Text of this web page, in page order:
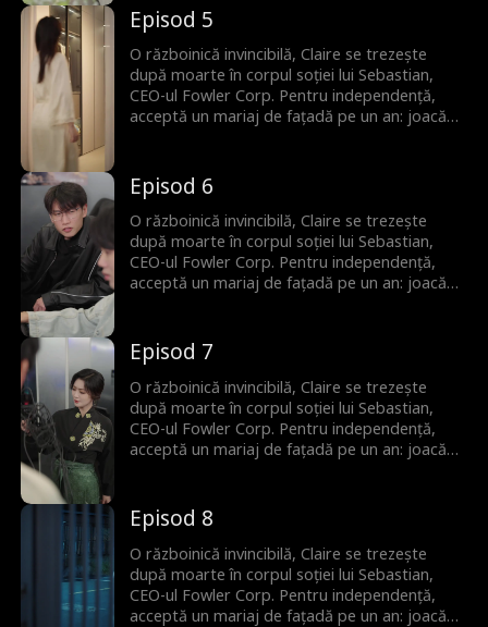
familia soțului, iar Sebastian ajunge să lupte
pentru a-i câștiga inima.
Episod 5
O războinică invincibilă, Claire se trezește
după moarte în corpul soției lui Sebastian,
CEO-ul Fowler Corp. Pentru independență,
acceptă un mariaj de fațadă pe un an: joacă
familia soțului, iar Sebastian ajunge să lupte
pentru a-i câștiga inima.
Episod 6
O războinică invincibilă, Claire se trezește
după moarte în corpul soției lui Sebastian,
CEO-ul Fowler Corp. Pentru independență,
acceptă un mariaj de fațadă pe un an: joacă
familia soțului, iar Sebastian ajunge să lupte
pentru a-i câștiga inima.
Episod 7
O războinică invincibilă, Claire se trezește
după moarte în corpul soției lui Sebastian,
CEO-ul Fowler Corp. Pentru independență,
acceptă un mariaj de fațadă pe un an: joacă
familia soțului, iar Sebastian ajunge să lupte
pentru a-i câștiga inima.
Episod 8
O războinică invincibilă, Claire se trezește
după moarte în corpul soției lui Sebastian,
CEO-ul Fowler Corp. Pentru independență,
acceptă un mariaj de fațadă pe un an: joacă